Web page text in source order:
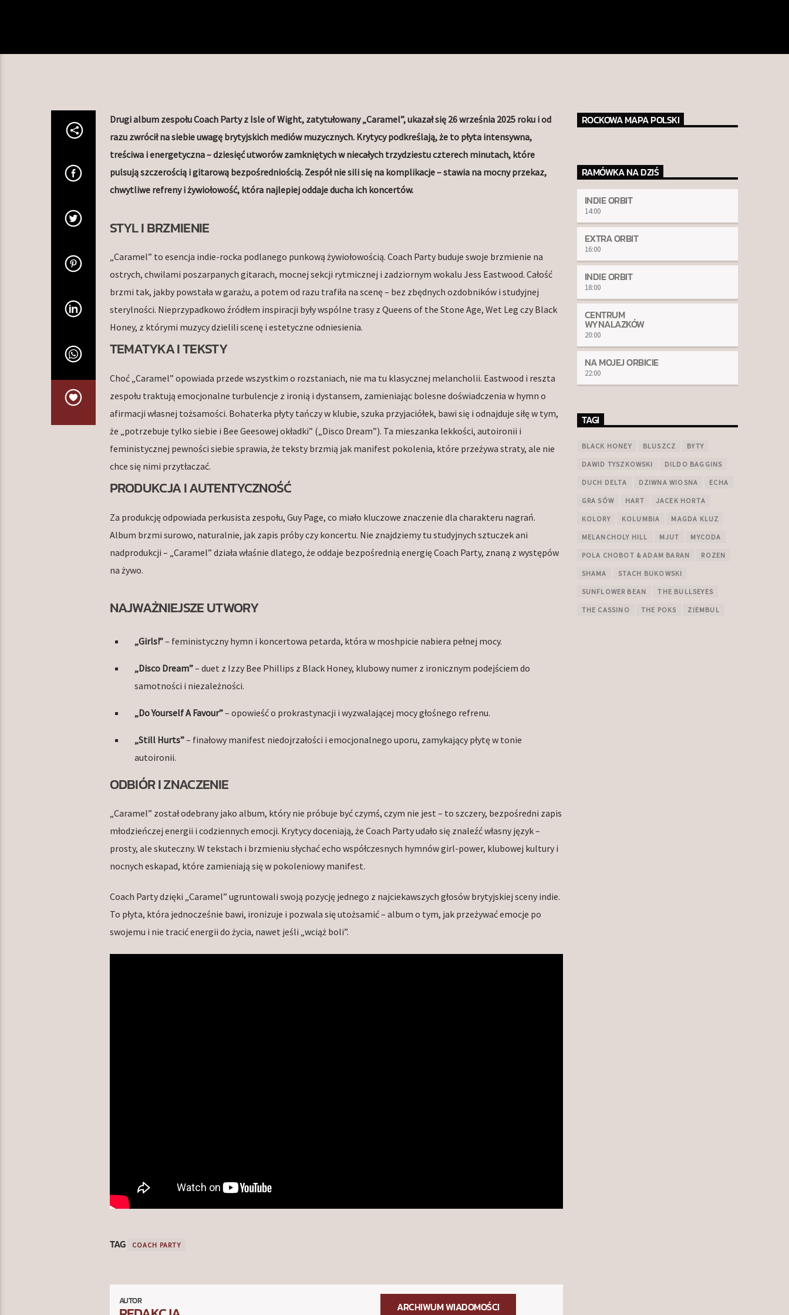
Drugi album zespołu Coach Party z Isle of Wight, zatytułowany „Caramel”, ukazał się 26 września 2025 roku i od
razu zwrócił na siebie uwagę brytyjskich mediów muzycznych. Krytycy podkreślają, że to płyta intensywna,
treściwa i energetyczna – dziesięć utworów zamkniętych w niecałych trzydziestu czterech minutach, które
pulsują szczerością i gitarową bezpośredniością. Zespół nie sili się na komplikacje – stawia na mocny przekaz,
chwytliwe refreny i żywiołowość, która najlepiej oddaje ducha ich koncertów.
STYL I BRZMIENIE
„Caramel” to esencja indie-rocka podlanego punkową żywiołowością. Coach Party buduje swoje brzmienie na
ostrych, chwilami poszarpanych gitarach, mocnej sekcji rytmicznej i zadziornym wokalu Jess Eastwood. Całość
brzmi tak, jakby powstała w garażu, a potem od razu trafiła na scenę – bez zbędnych ozdobników i studyjnej
sterylności. Nieprzypadkowo źródłem inspiracji były wspólne trasy z Queens of the Stone Age, Wet Leg czy Black
Honey, z którymi muzycy dzielili scenę i estetyczne odniesienia.
TEMATYKA I TEKSTY
Choć „Caramel” opowiada przede wszystkim o rozstaniach, nie ma tu klasycznej melancholii. Eastwood i reszta
zespołu traktują emocjonalne turbulencje z ironią i dystansem, zamieniając bolesne doświadczenia w hymn o
afirmacji własnej tożsamości. Bohaterka płyty tańczy w klubie, szuka przyjaciółek, bawi się i odnajduje siłę w tym,
że „potrzebuje tylko siebie i Bee Geesowej okładki” („Disco Dream”). Ta mieszanka lekkości, autoironii i
feministycznej pewności siebie sprawia, że teksty brzmią jak manifest pokolenia, które przeżywa straty, ale nie
chce się nimi przytłaczać.
PRODUKCJA I AUTENTYCZNOŚĆ
Za produkcję odpowiada perkusista zespołu, Guy Page, co miało kluczowe znaczenie dla charakteru nagrań.
Album brzmi surowo, naturalnie, jak zapis próby czy koncertu. Nie znajdziemy tu studyjnych sztuczek ani
nadprodukcji – „Caramel” działa właśnie dlatego, że oddaje bezpośrednią energię Coach Party, znaną z występów
na żywo.
NAJWAŻNIEJSZE UTWORY
„Girls!”– feministyczny hymn i koncertowa petarda, która w moshpicie nabiera pełnej mocy.
„Disco Dream”– duet z Izzy Bee Phillips z Black Honey, klubowy numer z ironicznym podejściem do
samotności i niezależności.
„Do Yourself A Favour”– opowieść o prokrastynacji i wyzwalającej mocy głośnego refrenu.
„Still Hurts”– finałowy manifest niedojrzałości i emocjonalnego uporu, zamykający płytę w tonie
autoironii.
ODBIÓR I ZNACZENIE
„Caramel” został odebrany jako album, który nie próbuje być czymś, czym nie jest – to szczery, bezpośredni zapis
młodzieńczej energii i codziennych emocji. Krytycy doceniają, że Coach Party udało się znaleźć własny język –
prosty, ale skuteczny. W tekstach i brzmieniu słychać echo współczesnych hymnów girl-power, klubowej kultury i
nocnych eskapad, które zamieniają się w pokoleniowy manifest.
Coach Party dzięki „Caramel” ugruntowali swoją pozycję jednego z najciekawszych głosów brytyjskiej sceny indie.
To płyta, która jednocześnie bawi, ironizuje i pozwala się utożsamić – album o tym, jak przeżywać emocje po
swojemu i nie tracić energii do życia, nawet jeśli „wciąż boli”.
TAG COACH PARTY
AUTOR ARCHIWUM WIADOMOŚCI
ROCKOWA MAPA POLSKI
RAMÓWKA NA DZIŚ
INDIE ORBIT
14:00
EXTRA ORBIT
16:00
INDIE ORBIT
18:00
CENTRUM
WYNALAZKÓW
20:00
NA MOJEJ ORBICIE
22:00
TAGI
BLACK HONEY BLUSZCZ BYTY
DAWID TYSZKOWSKI DILDO BAGGINS
DUCH DELTA DZIWNA WIOSNA ECHA
GRA SÓW HART JACEK HORTA
KOLORY KOLUMBIA MAGDA KLUZ
MELANCHOLY HILL MJUT MYCODA
POLA CHOBOT & ADAM BARAN ROZEN
SHAMA STACH BUKOWSKI
SUNFLOWER BEAN THE BULLSEYES
THE CASSINO THE POKS ZIEMBUL